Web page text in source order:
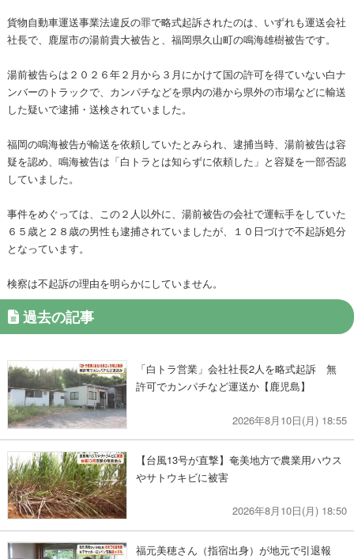
貨物自動車運送事業法違反の罪で略式起訴されたのは、いずれも運送会社
社長で、鹿屋市の湯前貴大被告と、福岡県久山町の鳴海雄樹被告です。
湯前被告らは２０２６年２月から３月にかけて国の許可を得ていない白ナ
ンバーのトラックで、カンパチなどを県内の港から県外の市場などに輸送
した疑いで逮捕・送検されていました。
福岡の鳴海被告が輸送を依頼していたとみられ、逮捕当時、湯前被告は容
疑を認め、鳴海被告は「白トラとは知らずに依頼した」と容疑を一部否認
していました。
事件をめぐっては、この２人以外に、湯前被告の会社で運転手をしていた
６５歳と２８歳の男性も逮捕されていましたが、１０日づけで不起訴処分
となっています。
検察は不起訴の理由を明らかにしていません。
過去の記事
「白トラ営業」会社社長2人を略式起訴 無
許可でカンパチなど運送か【鹿児島】
2026年8月10日(月) 18:55
【台風13号が直撃】奄美地方で農業用ハウス
やサトウキビに被害
2026年8月10日(月) 18:50
福元美穂さん（指宿出身）が地元で引退報